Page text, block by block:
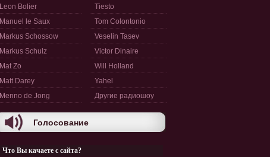
Leon Bolier
Manuel le Saux
Markus Schossow
Markus Schulz
Mat Zo
Matt Darey
Menno de Jong
Tiesto
Tom Colontonio
Veselin Tasev
Victor Dinaire
Will Holland
Yahel
Другие радиошоу
Голосование
Что Вы качаете с сайта?